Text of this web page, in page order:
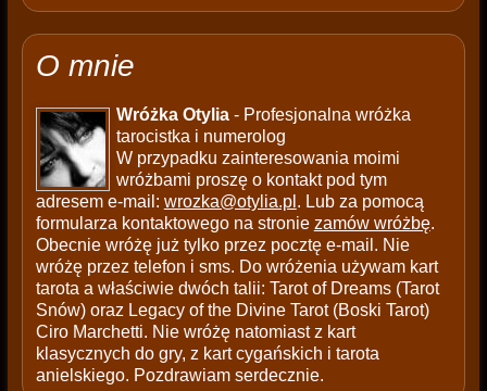
O mnie
Wróżka Otylia- Profesjonalna wróżka
tarocistka i numerolog
W przypadku zainteresowania moimi
wróżbami proszę o kontakt pod tym
adresem e-mail: wrozka@otylia.pl . Lub za pomocą
formularza kontaktowego na stronie zamów wróżbę.
Obecnie wróżę już tylko przez pocztę e-mail. Nie
wróżę przez telefon i sms. Do wróżenia używam kart
tarota a właściwie dwóch talii: Tarot of Dreams (Tarot
Snów) oraz Legacy of the Divine Tarot (Boski Tarot)
Ciro Marchetti. Nie wróżę natomiast z kart
klasycznych do gry, z kart cygańskich i tarota
anielskiego. Pozdrawiam serdecznie.